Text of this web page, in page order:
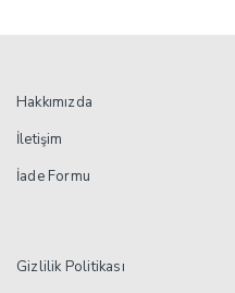
Hakkımızda
İletişim
İade Formu
Gizlilik Politikası